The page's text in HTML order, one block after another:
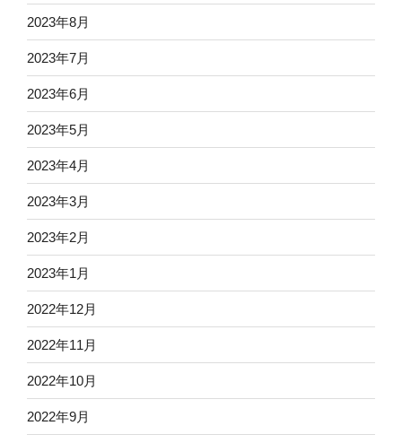
2023年8月
2023年7月
2023年6月
2023年5月
2023年4月
2023年3月
2023年2月
2023年1月
2022年12月
2022年11月
2022年10月
2022年9月